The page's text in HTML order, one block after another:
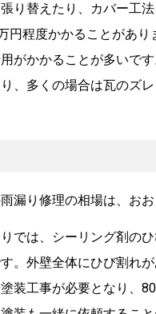
り替えたり、カバー工
円程度かかることがあ
がかかることが多いで
、多くの場合は瓦のズ
漏り修理の相場は、お
では、シーリング剤の
。外壁全体にひび割れ
装工事が必要となり、